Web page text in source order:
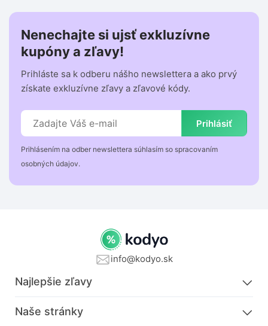
Nenechajte si ujsť exkluzívne
kupóny a zľavy!
Prihláste sa k odberu nášho newslettera a ako prvý
získate exkluzívne zľavy a zľavové kódy.
Prihlásiť
Prihlásením na odber newslettera súhlasím so spracovaním
osobných údajov.
info@kodyo.sk
Najlepšie zľavy
Naše stránky